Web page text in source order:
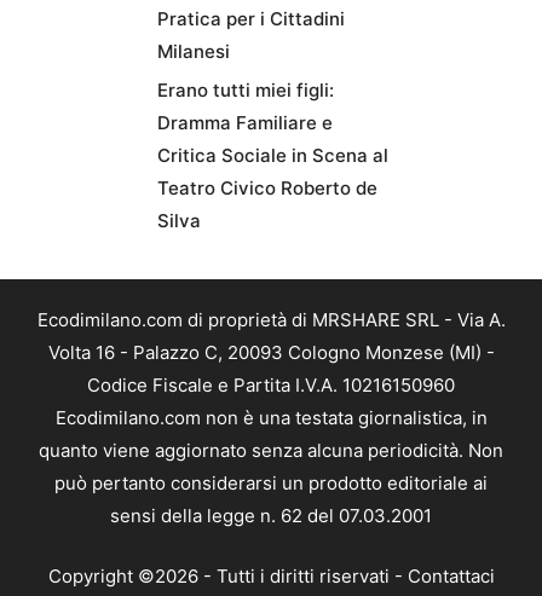
Pratica per i Cittadini
Milanesi
Erano tutti miei figli:
Dramma Familiare e
Critica Sociale in Scena al
Teatro Civico Roberto de
Silva
Ecodimilano.com di proprietà di MRSHARE SRL - Via A.
Volta 16 - Palazzo C, 20093 Cologno Monzese (MI) -
Codice Fiscale e Partita I.V.A. 10216150960
Ecodimilano.com non è una testata giornalistica, in
quanto viene aggiornato senza alcuna periodicità. Non
può pertanto considerarsi un prodotto editoriale ai
sensi della legge n. 62 del 07.03.2001
Copyright ©2026 - Tutti i diritti riservati - Contattaci